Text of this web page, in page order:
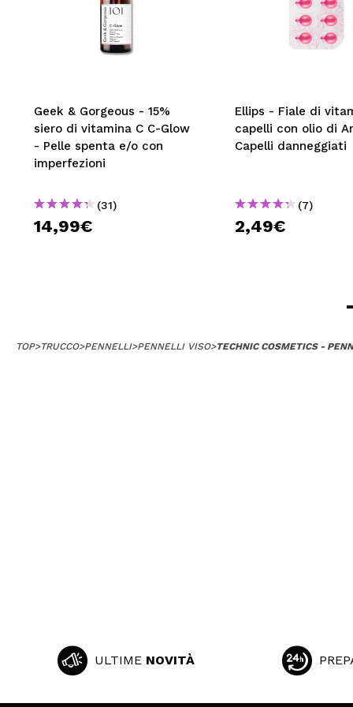
Geek & Gorgeous - 15%
siero di vitamina C C-Glow
- Pelle spenta e/o con
imperfezioni
(31)
14,99€
Ellips - Fiale di
capelli con olio di
Capelli danneggiati
(7)
2,49€
TOP>TRUCCO>PENNELLI>PENNELLI VISO>TECHNIC COSMETICS -
ULTIME NOVITÀ